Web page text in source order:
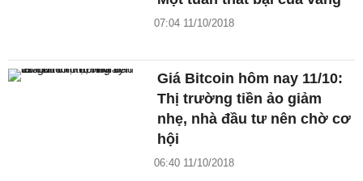
07:04 11/10/2018
Giá Bitcoin hôm nay 11/10:
Thị trường tiền ảo giảm
nhẹ, nhà đầu tư nên chờ cơ
hội
06:40 11/10/2018